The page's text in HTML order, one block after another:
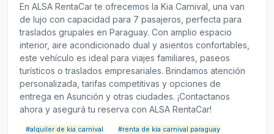
En ALSA RentaCar te ofrecemos la Kia Carnival, una van
de lujo con capacidad para 7 pasajeros, perfecta para
traslados grupales en Paraguay. Con amplio espacio
interior, aire acondicionado dual y asientos confortables,
este vehículo es ideal para viajes familiares, paseos
turísticos o traslados empresariales. Brindamos atención
personalizada, tarifas competitivas y opciones de
entrega en Asunción y otras ciudades. ¡Contactanos
ahora y asegurá tu reserva con ALSA RentaCar!
#alquiler de kia carnival
#renta de kia carnival paraguay